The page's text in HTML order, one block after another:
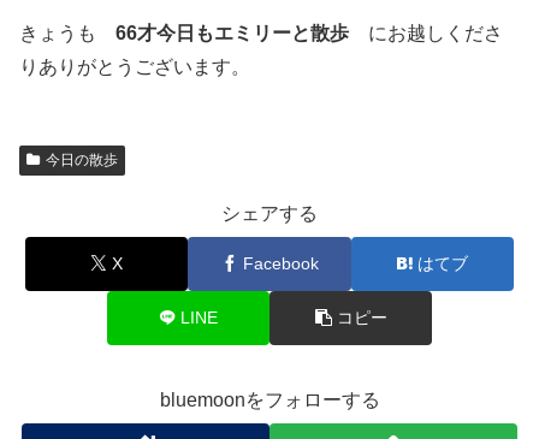
きょうも 66才今日もエミリーと散歩 にお越しくださ
りありがとうございます。
今日の散歩
シェアする
X Facebook はてブ
LINE コピー
bluemoonをフォローする